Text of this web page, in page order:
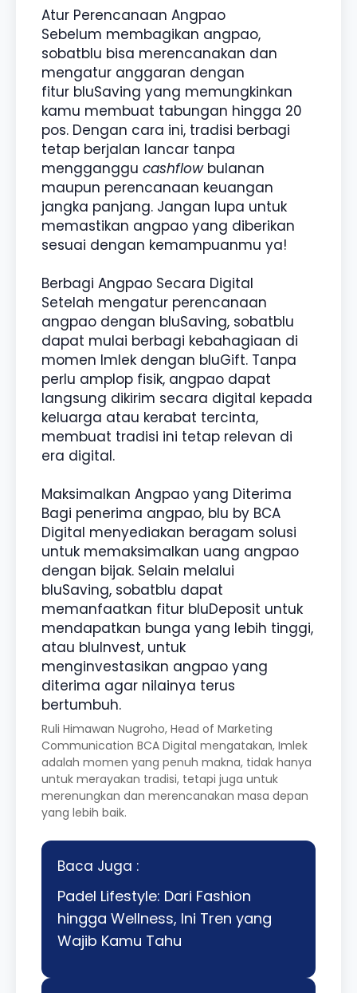
Atur Perencanaan Angpao
Sebelum membagikan angpao,
sobatblu bisa merencanakan dan
mengatur anggaran dengan
fitur bluSaving yang memungkinkan
kamu membuat tabungan hingga 20
pos. Dengan cara ini, tradisi berbagi
tetap berjalan lancar tanpa
mengganggu cashflowbulanan
maupun perencanaan keuangan
jangka panjang. Jangan lupa untuk
memastikan angpao yang diberikan
sesuai dengan kemampuanmu ya!
Berbagi Angpao Secara Digital
Setelah mengatur perencanaan
angpao dengan bluSaving, sobatblu
dapat mulai berbagi kebahagiaan di
momen Imlek dengan bluGift. Tanpa
perlu amplop fisik, angpao dapat
langsung dikirim secara digital kepada
keluarga atau kerabat tercinta,
membuat tradisi ini tetap relevan di
era digital.
Maksimalkan Angpao yang Diterima
Bagi penerima angpao, blu by BCA
Digital menyediakan beragam solusi
untuk memaksimalkan uang angpao
dengan bijak. Selain melalui
bluSaving, sobatblu dapat
memanfaatkan fitur bluDeposit untuk
mendapatkan bunga yang lebih tinggi,
atau bluInvest, untuk
menginvestasikan angpao yang
diterima agar nilainya terus
bertumbuh.
Ruli Himawan Nugroho, Head of Marketing
Communication BCA Digital mengatakan, Imlek
adalah momen yang penuh makna, tidak hanya
untuk merayakan tradisi, tetapi juga untuk
merenungkan dan merencanakan masa depan
yang lebih baik.
Baca Juga :
Padel Lifestyle: Dari Fashion
hingga Wellness, Ini Tren yang
Wajib Kamu Tahu